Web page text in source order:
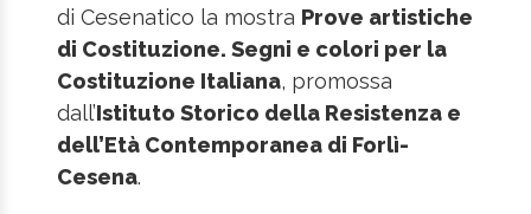
di Cesenatico la mostra Prove artistiche
di Costituzione. Segni e colori per la
Costituzione Italiana, promossa
dall’Istituto Storico della Resistenza e
dell’Età Contemporanea di Forlì-
Cesena.